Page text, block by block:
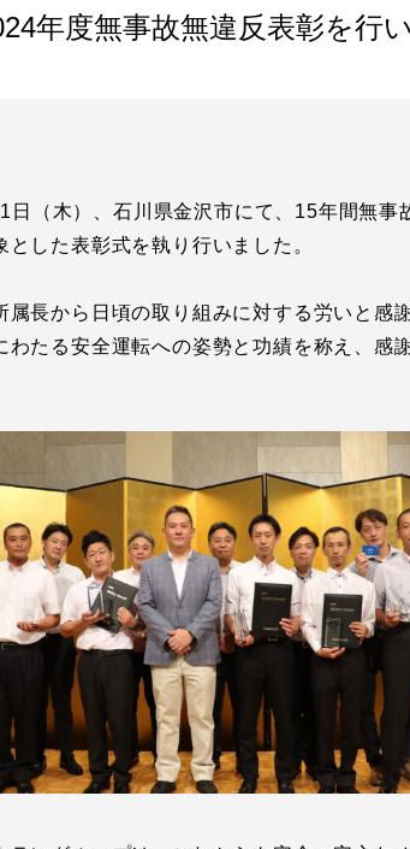
年度無事故無違反表彰を行
日（木）、石川県金沢市にて、15年間無
とした表彰式を執り行いました。
属長から日頃の取り組みに対する労いと感
わたる安全運転への姿勢と功績を称え、感